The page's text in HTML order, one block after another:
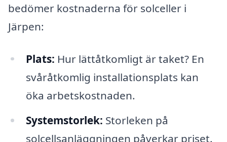
bedömer kostnaderna för solceller i
Järpen:
Plats: Hur lättåtkomligt är taket? En
svåråtkomlig installationsplats kan
öka arbetskostnaden.
Systemstorlek: Storleken på
solcellsanläggningen påverkar priset.